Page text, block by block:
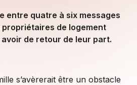
entre quatre à six messages
propriétaires de logement
de retour de leur part.
s’avèrerait être un obstacle